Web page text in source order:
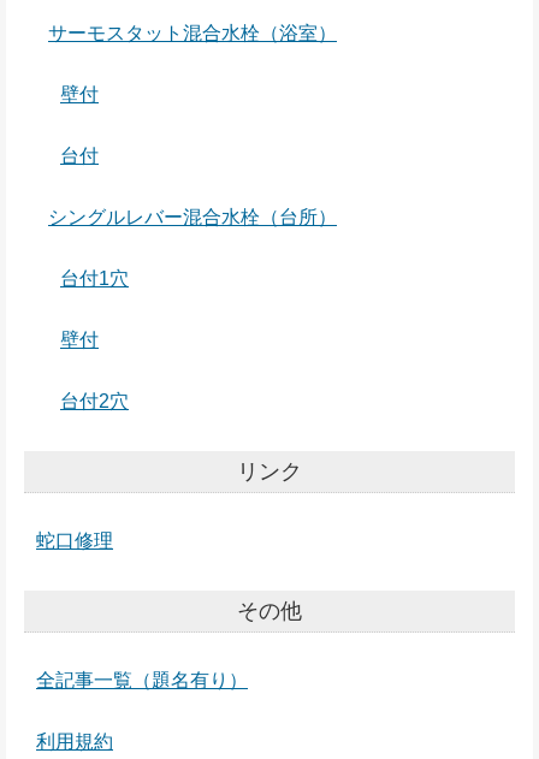
サーモスタット混合水栓（浴室）
壁付
台付
シングルレバー混合水栓（台所）
台付1穴
壁付
台付2穴
リンク
蛇口修理
その他
全記事一覧（題名有り）
利用規約